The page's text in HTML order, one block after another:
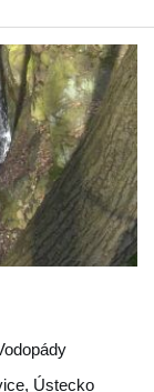
, Ústecko